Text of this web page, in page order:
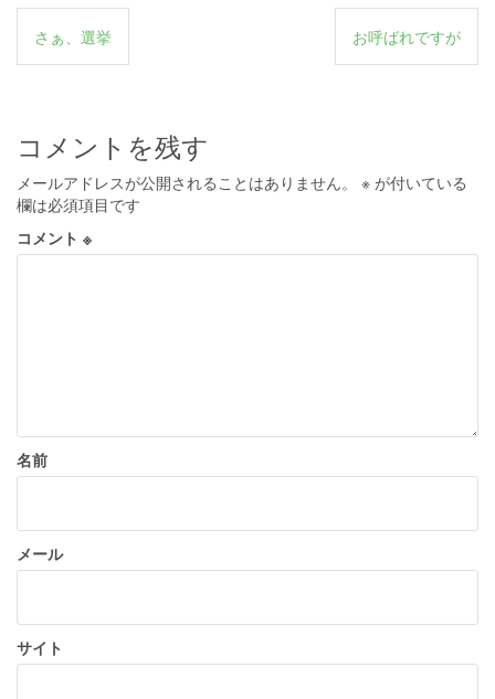
投
稿
ビ
ゲ
ー
シ
さぁ、選挙 お呼ばれですが
コメントを残す
メールアドレスが公開されることはありません。 ※ が付いている
欄は必須項目です
コメント ※
名前
メール
サイト